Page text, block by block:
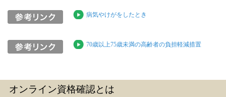
病気やけがをしたとき
70歳以上75歳未満の高齢者の負担軽減措置
オンライン資格確認とは